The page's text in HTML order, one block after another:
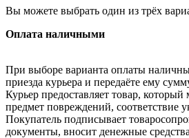
Вы можете выбрать один из трёх
Оплата наличными
При выборе варианта оплаты
приезда курьера и передаёте ему
Курьер предоставляет товар,
предмет повреждений, соответствие
Покупатель подписывает
документы, вносит денежные